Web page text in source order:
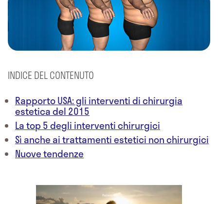
INDICE DEL CONTENUTO
Rapporto USA: gli interventi di chirurgia
estetica del 2015
La top 5 degli interventi chirurgici
Sì anche ai trattamenti estetici non chirurgici
Nuove tendenze